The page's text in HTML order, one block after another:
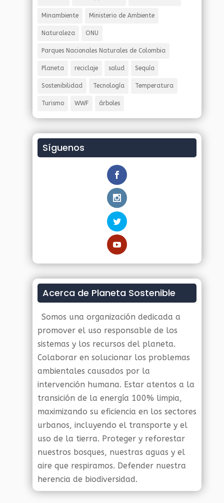
Minambiente Ministerio de Ambiente
Naturaleza ONU
Parques Nacionales Naturales de Colombia
Planeta reciclaje salud Sequía
Sostenibilidad Tecnología Temperatura
Turismo WWF árboles
Síguenos
Acerca de Planeta Sostenible
Somos una organización dedicada a
promover el uso responsable de los
sistemas y los recursos del planeta.
Colaborar en solucionar los problemas
ambientales causados por la
intervención humana. Estar atentos a la
transición de la energía 100% limpia,
maximizando su eficiencia en los sectores
urbanos, incluyendo el transporte y el
uso de la tierra. Proteger y reforestar
nuestros bosques, nuestras aguas y el
aire que respiramos. Defender nuestra
herencia de biodiversidad.